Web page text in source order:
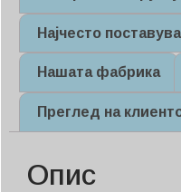
Најчесто
Нашата фабрика
Преглед на
Опис